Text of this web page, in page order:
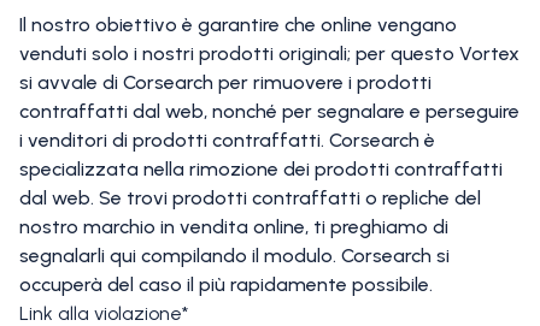
Il nostro obiettivo è garantire che online vengano
venduti solo i nostri prodotti originali; per questo Vortex
si avvale di Corsearch per rimuovere i prodotti
contraffatti dal web, nonché per segnalare e perseguire
i venditori di prodotti contraffatti. Corsearch è
specializzata nella rimozione dei prodotti contraffatti
dal web. Se trovi prodotti contraffatti o repliche del
nostro marchio in vendita online, ti preghiamo di
segnalarli qui compilando il modulo. Corsearch si
occuperà del caso il più rapidamente possibile.
Link alla violazione*